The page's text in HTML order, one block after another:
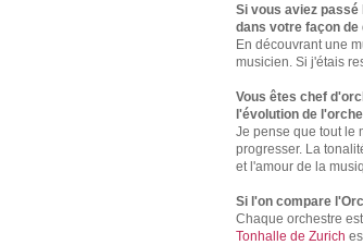
Si vous aviez
dans votre façon de
En découvrant une
musicien. Si j'étais
Vous êtes chef
l'évolution de
Je pense que tout le
progresser. La
et l'amour de la
Si l'on compare
Chaque orchestre
Tonhalle de Zurich